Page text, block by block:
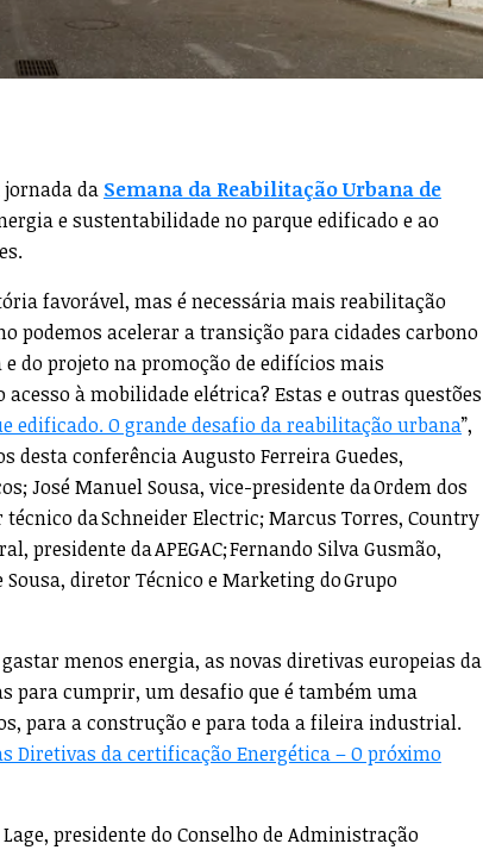
jornada da Semana da Reabilitação Urbana de
e sustentabilidade no parque edificado e ao
favorável, mas é necessária mais reabilitação
podemos acelerar a transição para cidades carbono
do projeto na promoção de edifícios mais
à mobilidade elétrica? Estas e outras questões
edificado. O grande desafio da reabilitação urbana”,
desta conferência Augusto Ferreira Guedes,
José Manuel Sousa, vice-presidente da Ordem dos
da Schneider Electric; Marcus Torres, Country
presidente da APEGAC; Fernando Silva Gusmão,
diretor Técnico e Marketing do Grupo
menos energia, as novas diretivas europeias da
para cumprir, um desafio que é também uma
para a construção e para toda a fileira industrial.
Diretivas da certificação Energética – O próximo
presidente do Conselho de Administração